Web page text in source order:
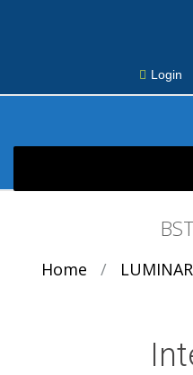
Login
Skip
Home /